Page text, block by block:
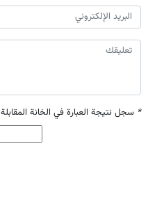
* سجل نتيجة العبارة في الخانة المقابلة